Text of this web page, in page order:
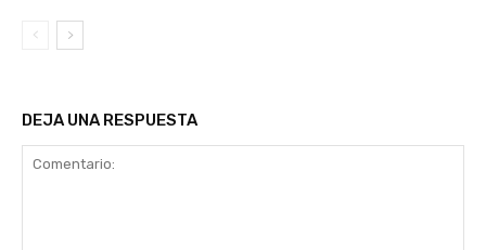
DEJA UNA RESPUESTA